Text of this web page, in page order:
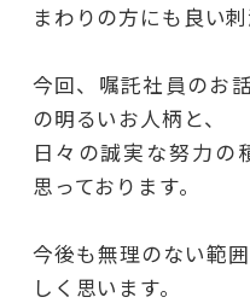
まわりの方にも良い
今回、嘱託社員のお
の明るいお人柄と、
日々の誠実な努力の
思っております。
今後も無理のない範
しく思います。